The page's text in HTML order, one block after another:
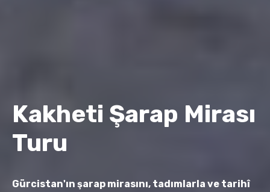
Kakheti Şarap Mirası
Turu
Gürcistan'ın şarap mirasını, tadımlarla ve tarihî